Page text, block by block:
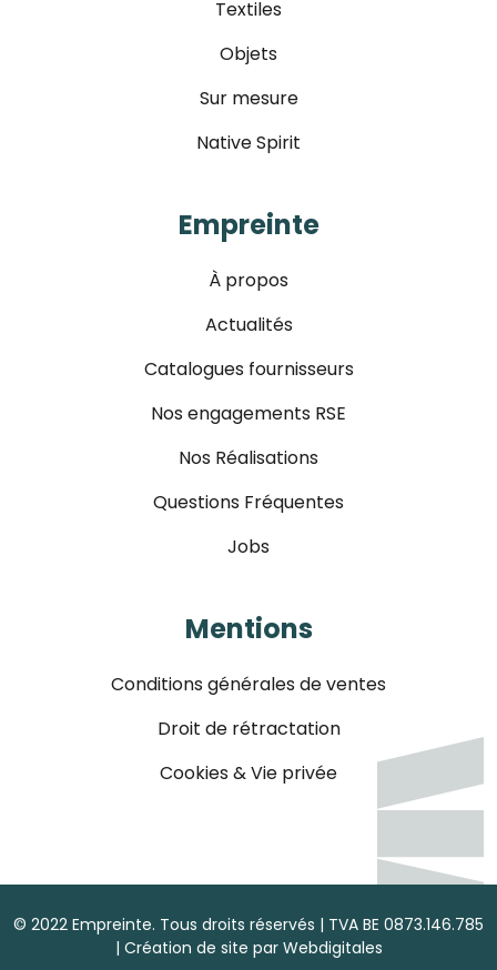
Textiles
Objets
Sur mesure
Native Spirit
Empreinte
À propos
Actualités
Catalogues fournisseurs
Nos engagements RSE
Nos Réalisations
Questions Fréquentes
Jobs
Mentions
Conditions générales de ventes
Droit de rétractation
Cookies & Vie privée
© 2022 Empreinte. Tous droits réservés | TVA BE 0873.146.785
| Création de site par Webdigitales